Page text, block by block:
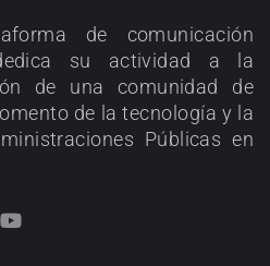
de comunicación
su actividad a la
de una comunidad de
de la tecnología y la
Públicas en